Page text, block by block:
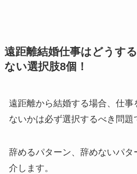
遠距離結婚仕事はどうす
ない選択肢8個！
遠距離から結婚する場合、仕事
ないかは必ず選択するべき問題
辞めるパターン、辞めないパタ
介します。